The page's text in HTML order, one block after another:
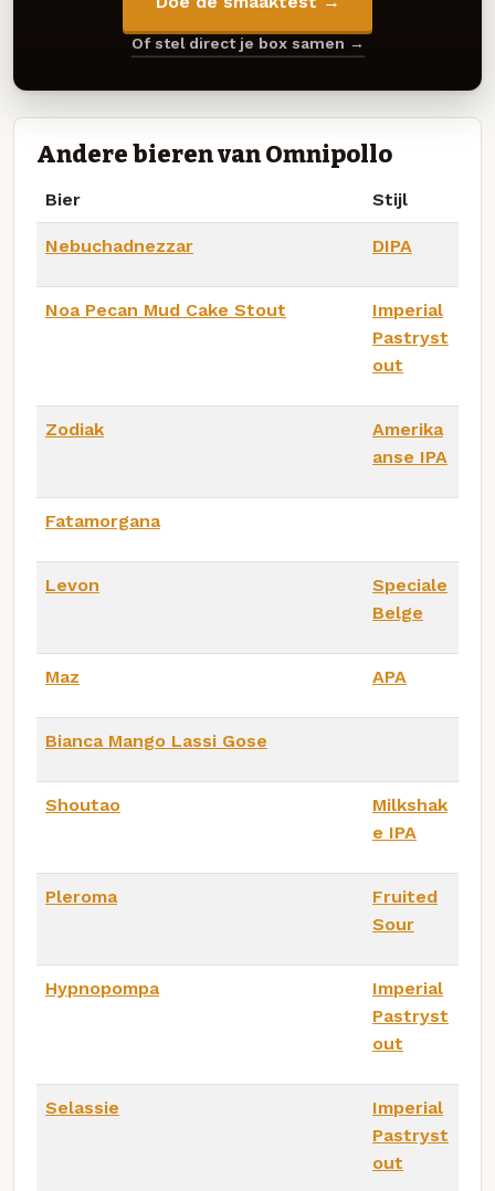
Of stel direct je box samen →
Andere bieren van Omnipollo
Bier Stijl
Nebuchadnezzar DIPA
Noa Pecan Mud Cake Stout
Imperial
Pastryst
out
Zodiak
Amerika
anse IPA
Fatamorgana
Levon
Speciale
Belge
Maz APA
Bianca Mango Lassi Gose
Shoutao
Milkshak
e IPA
Pleroma
Fruited
Sour
Hypnopompa
Imperial
Pastryst
out
Selassie
Imperial
Pastryst
out